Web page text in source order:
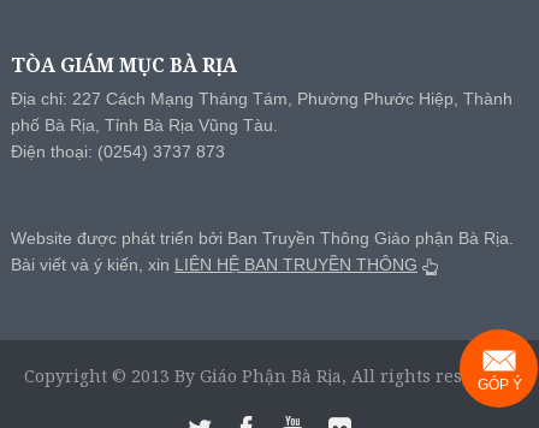
TÒA GIÁM MỤC BÀ RỊA
Địa chỉ: 227 Cách Mạng Tháng Tám, Phường Phước Hiệp, Thành
phố Bà Rịa, Tỉnh Bà Rịa Vũng Tàu.
Điện thoại: (0254) 3737 873
Website được phát triển bởi Ban Truyền Thông Giáo phận Bà Rịa.
Bài viết và ý kiến, xin LIÊN HỆ BAN TRUYỀN THÔNG
Copyright © 2013 By Giáo Phận Bà Rịa, All rights reserved.
GÓP Ý